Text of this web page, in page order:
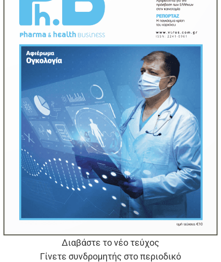
Διαβάστε το νέο τεύχος
Γίνετε συνδρομητής στο περιοδικό